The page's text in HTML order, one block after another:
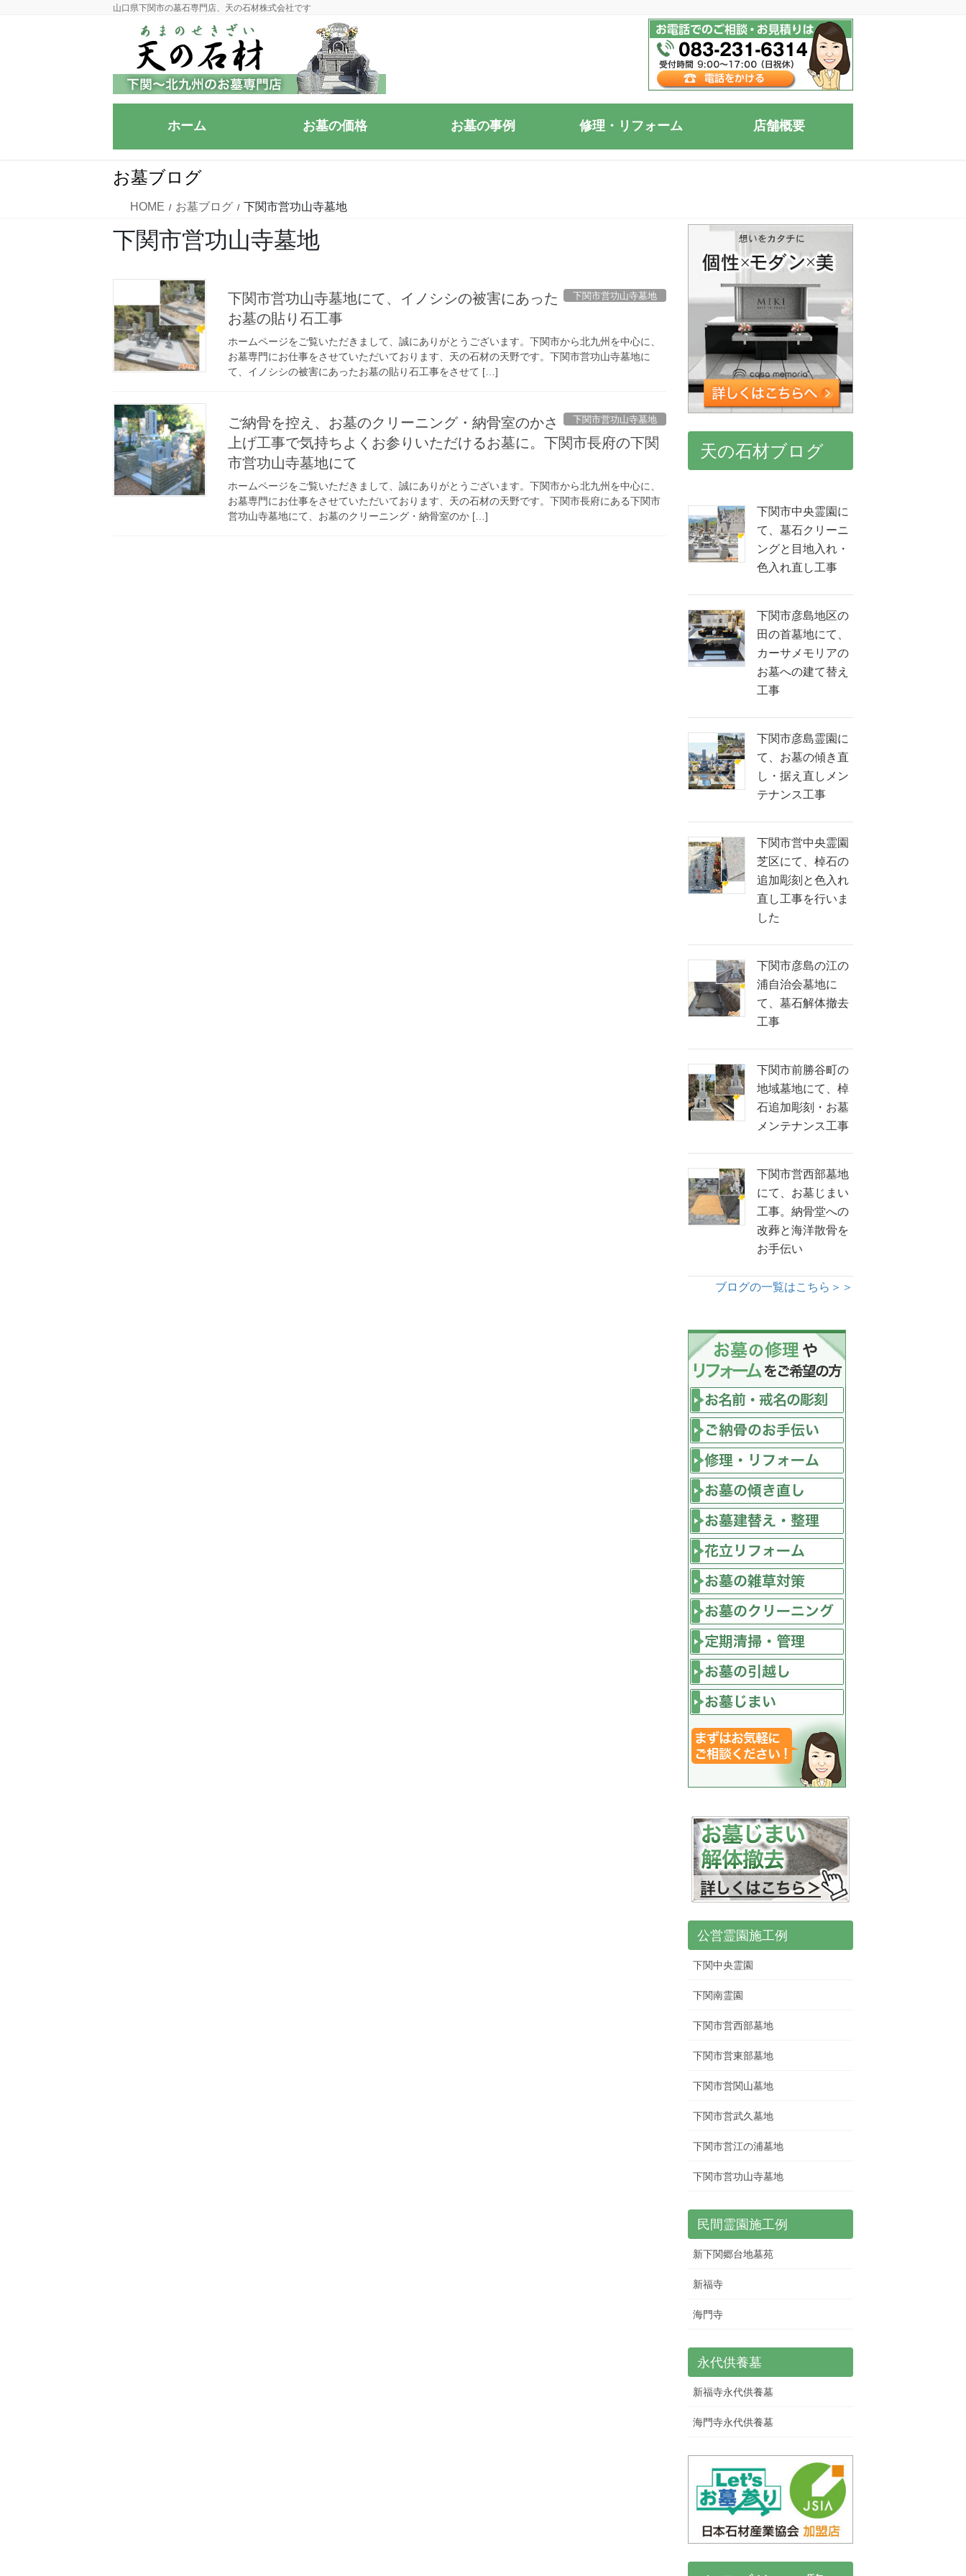
山口県下関市の墓石専門店、天の石材株式会社です
ホーム お墓の価格 お墓の事例 修理・リフォーム 店舗概要
お墓ブログ
HOME お墓ブログ 下関市営功山寺墓地
下関市営功山寺墓地
下関市営功山寺墓地
下関市営功山寺墓地にて、イノシシの被害にあった
お墓の貼り石工事
ホームページをご覧いただきまして、誠にありがとうございます。下関市から北九州を中心に、
お墓専門にお仕事をさせていただいております、天の石材の天野です。下関市営功山寺墓地に
て、イノシシの被害にあったお墓の貼り石工事をさせて […]
下関市営功山寺墓地
ご納骨を控え、お墓のクリーニング・納骨室のかさ
上げ工事で気持ちよくお参りいただけるお墓に。下関市長府の下関
市営功山寺墓地にて
ホームページをご覧いただきまして、誠にありがとうございます。下関市から北九州を中心に、
お墓専門にお仕事をさせていただいております、天の石材の天野です。下関市長府にある下関市
営功山寺墓地にて、お墓のクリーニング・納骨室のか […]
天の石材ブログ
下関市中央霊園に
て、墓石クリーニ
ングと目地入れ・
色入れ直し工事
下関市彦島地区の
田の首墓地にて、
カーサメモリアの
お墓への建て替え
工事
下関市彦島霊園に
て、お墓の傾き直
し・据え直しメン
テナンス工事
下関市営中央霊園
芝区にて、棹石の
追加彫刻と色入れ
直し工事を行いま
した
下関市彦島の江の
浦自治会墓地に
て、墓石解体撤去
工事
下関市前勝谷町の
地域墓地にて、棹
石追加彫刻・お墓
メンテナンス工事
下関市営西部墓地
にて、お墓じまい
工事。納骨堂への
改葬と海洋散骨を
お手伝い
ブログの一覧はこちら＞＞
公営霊園施工例
下関中央霊園
下関南霊園
下関市営西部墓地
下関市営東部墓地
下関市営関山墓地
下関市営武久墓地
下関市営江の浦墓地
下関市営功山寺墓地
民間霊園施工例
新下関郷台地墓苑
新福寺
海門寺
永代供養墓
新福寺永代供養墓
海門寺永代供養墓